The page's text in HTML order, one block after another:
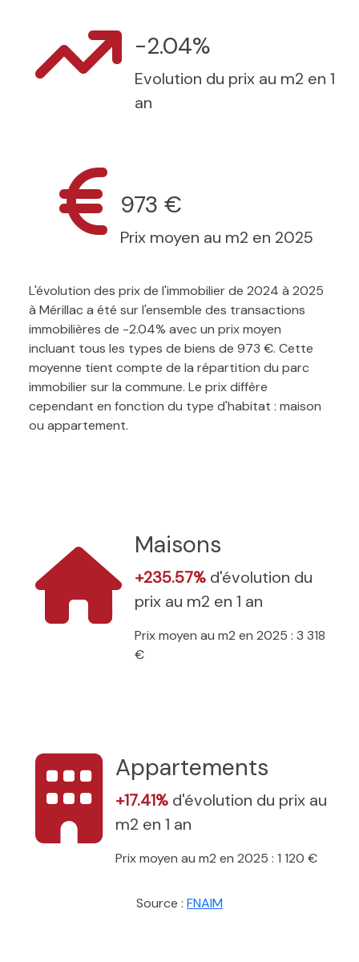
-2.04%
Evolution du prix au m2 en 1
an
973 €
Prix moyen au m2 en 2025
L'évolution des prix de l'immobilier de 2024 à 2025
à Mérillac a été sur l'ensemble des transactions
immobilières de -2.04% avec un prix moyen
incluant tous les types de biens de 973 €. Cette
moyenne tient compte de la répartition du parc
immobilier sur la commune. Le prix diffère
cependant en fonction du type d'habitat : maison
ou appartement.
Maisons
+235.57% d'évolution du
prix au m2 en 1 an
Prix moyen au m2 en 2025 : 3 318
€
Appartements
+17.41% d'évolution du prix au
m2 en 1 an
Prix moyen au m2 en 2025 : 1 120 €
Source : FNAIM